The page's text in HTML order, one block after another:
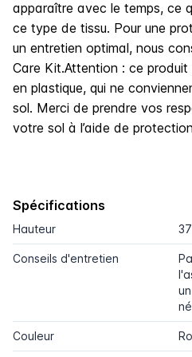
apparaître avec le temps, ce
ce type de tissu. Pour une
un entretien optimal, nous
Care Kit.Attention : ce
en plastique, qui ne
sol. Merci de prendre vos
votre sol à l’aide de
Spécifications
Hauteur
Conseils d'entretien
Couleur